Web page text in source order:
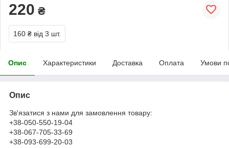
220 ₴
160 ₴ від 3 шт.
Опис Характеристики Доставка Оплата Умови
Опис
Зв'язатися з нами для замовлення товару:
+38-050-550-19-04
+38-067-705-33-69
+38-093-699-20-03